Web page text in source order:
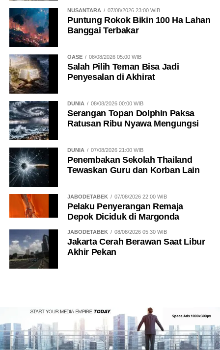
NUSANTARA 07/08/2026 23:00 WIB
Puntung Rokok Bikin 100 Ha Lahan
Banggai Terbakar
OASE 08/08/2026 05:00 WIB
Salah Pilih Teman Bisa Jadi
Penyesalan di Akhirat
DUNIA 08/08/2026 00:00 WIB
Serangan Topan Dolphin Paksa
Ratusan Ribu Nyawa Mengungsi
DUNIA 07/08/2026 21:00 WIB
Penembakan Sekolah Thailand
Tewaskan Guru dan Korban Lain
JABODETABEK 07/08/2026 22:00 WIB
Pelaku Penyerangan Remaja
Depok Diciduk di Margonda
JABODETABEK 08/08/2026 05:30 WIB
Jakarta Cerah Berawan Saat Libur
Akhir Pekan